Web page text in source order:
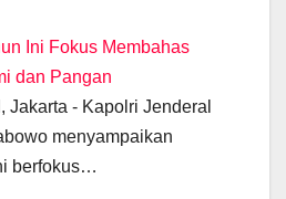
Ini Fokus Membahas
dan Pangan
Jakarta - Kapolri Jenderal
menyampaikan
berfokus…